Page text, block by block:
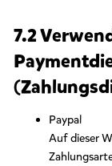
7.2
Paypal
Auf dieser